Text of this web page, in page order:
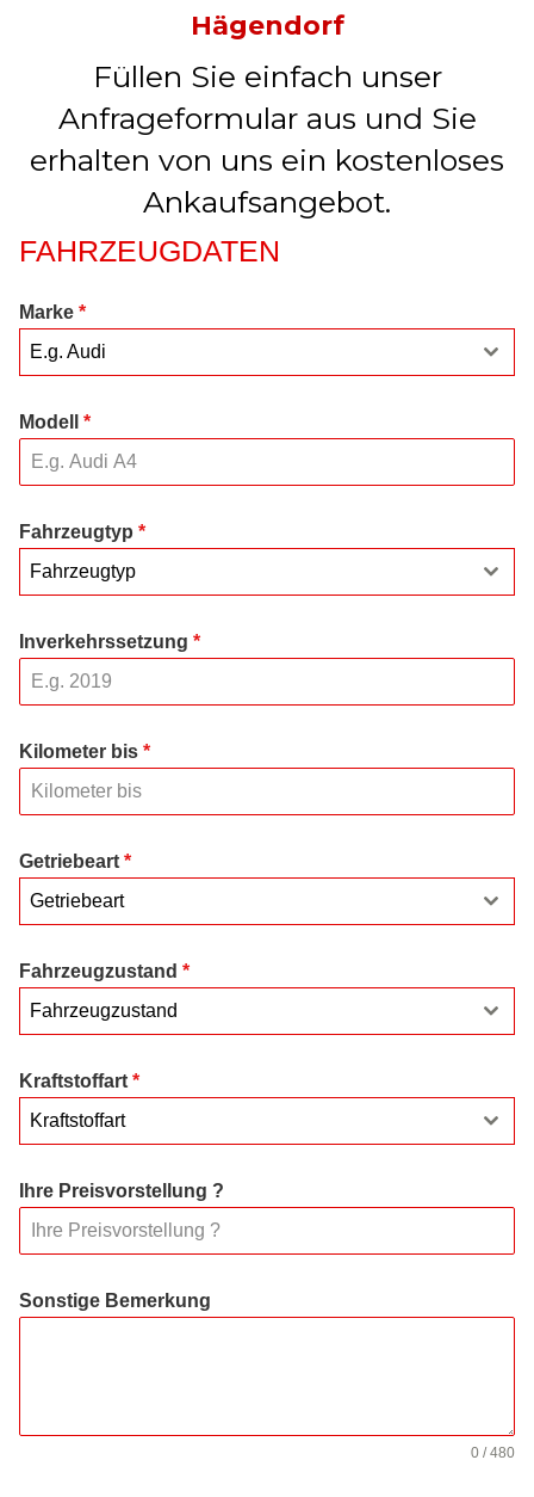
Hägendorf
Füllen Sie einfach unser
Anfrageformular aus und Sie
erhalten von uns ein kostenloses
Ankaufsangebot.
FAHRZEUGDATEN
Marke *
E.g. Audi
Modell *
Fahrzeugtyp *
Fahrzeugtyp
Inverkehrssetzung *
Kilometer bis *
Getriebeart *
Getriebeart
Fahrzeugzustand *
Fahrzeugzustand
Kraftstoffart *
Kraftstoffart
Ihre Preisvorstellung ?
Sonstige Bemerkung
0 / 480